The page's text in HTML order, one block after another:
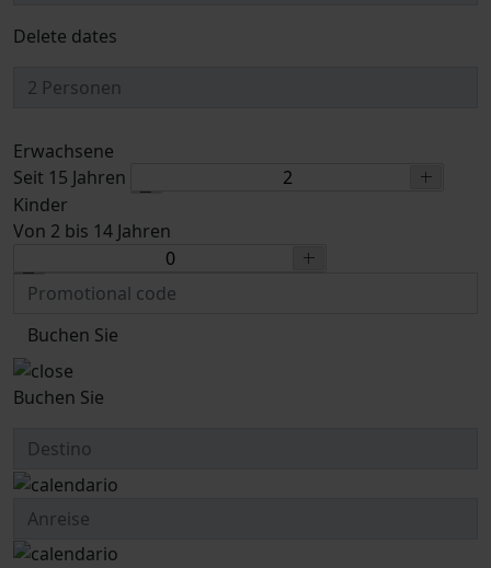
Delete dates
Erwachsene
Seit 15 Jahren
Kinder
Von 2 bis 14 Jahren
Buchen Sie
Buchen Sie